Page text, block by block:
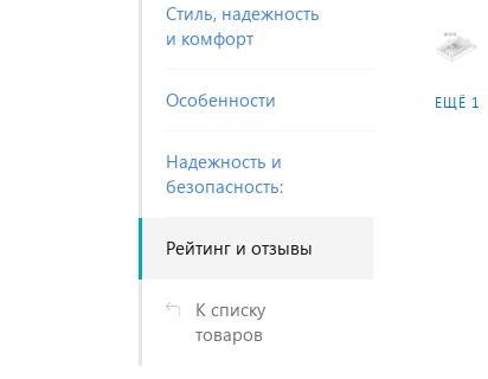
Стиль, надежность
и комфорт
Особенности
Надежность и
безопасность:
Рейтинг и отзывы
К списку
товаров
ЕЩЁ 1